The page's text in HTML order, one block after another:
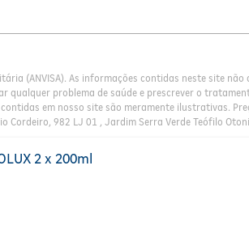
2 x 200ml
(ANVISA). As informações contidas neste site
problema de saúde e prescrever o
em nosso site são meramente ilustrativas.
982 LJ 01 , Jardim Serra Verde Teófilo